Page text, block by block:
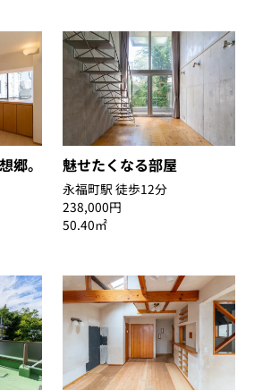
郷。 魅せたくなる部屋
永福町駅 徒歩12分
238,000円
50.40㎡